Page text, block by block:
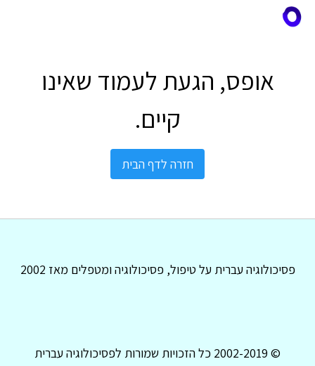
אופס, הגעת לעמוד שאינו
קיים.
חזרה לדף הבית
פסיכולוגיה עברית על טיפול, פסיכולוגיה ומטפלים מאז 2002
© 2002-2019 כל הזכויות שמורות לפסיכולוגיה עברית